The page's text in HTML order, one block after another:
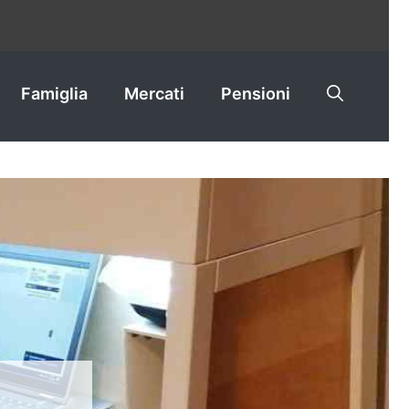
Famiglia Mercati Pensioni